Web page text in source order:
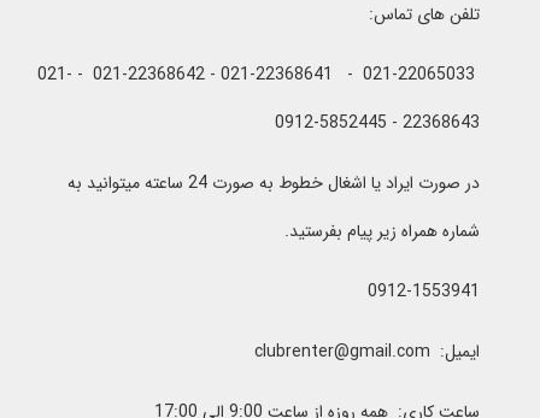
تلفن های تماس:
021-22065033 - 021-22368641 - 021-22368642 - 021-
22368643 - 0912-5852445
در صورت ایراد یا اشغال خطوط به صورت 24 ساعته میتوانید به
شماره همراه زیر پیام بفرستید.
0912-1553941
ایمیل: clubrenter@gmail.com
ساعت کاری: همه روزه از ساعت 9:00 الی 17:00